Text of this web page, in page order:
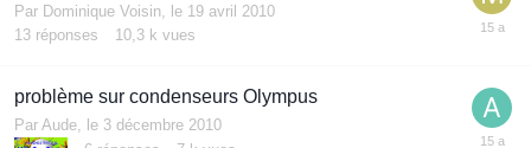
Par Dominique Voisin
le 19 avril 2010
13 réponses 10,3 k vues
problème sur condenseurs Olympus
Par Aude
le 3 décembre 2010